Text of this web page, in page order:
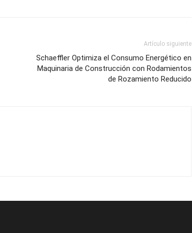
Artículo siguiente
Schaeffler Optimiza el Consumo Energético en
Maquinaria de Construcción con Rodamientos
de Rozamiento Reducido